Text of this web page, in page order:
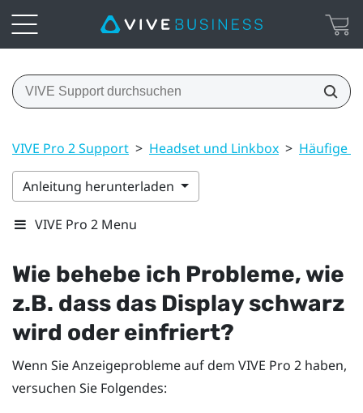
VIVE Pro 2 Support > Headset und Linkbox > Häufige
Anleitung herunterladen
VIVE Pro 2 Menu
Wie behebe ich Probleme, wie
z.B. dass das Display schwarz
wird oder einfriert?
Wenn Sie Anzeigeprobleme auf dem VIVE Pro 2 haben,
versuchen Sie Folgendes: